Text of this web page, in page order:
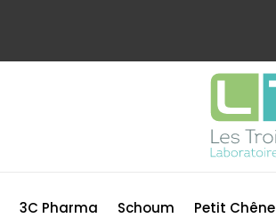
3C Pharma Schoum Petit Chêne